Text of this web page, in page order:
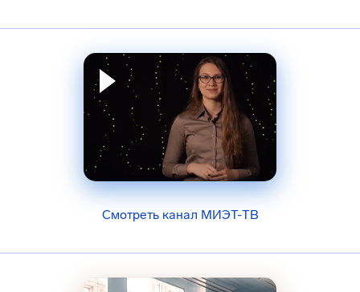
Смотреть канал МИЭТ-ТВ